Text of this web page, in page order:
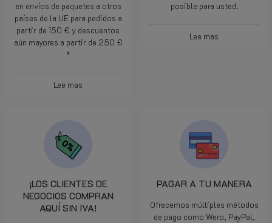
en envíos de paquetes a otros
países de la UE para pedidos a
partir de 150 € y descuentos
aún mayores a partir de 250 €
*
Lee mas
posible para usted.
Lee mas
¡LOS CLIENTES DE
NEGOCIOS COMPRAN
AQUÍ SIN IVA!
PAGAR A TU MANERA
Ofrecemos múltiples métodos
de pago como Wero, PayPal,